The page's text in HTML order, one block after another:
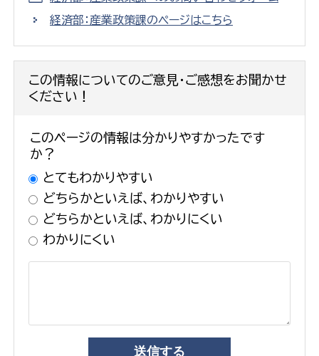
経済部：産業政策課のページはこちら
この情報についてのご意見・ご感想をお聞かせ
ください！
このページの情報は分かりやすかったです
か？
とてもわかりやすい
どちらかといえば、わかりやすい
どちらかといえば、わかりにくい
わかりにくい